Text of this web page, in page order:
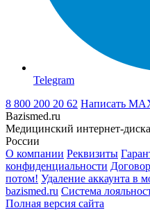
Telegram
8 800 200 20 62 Написать
Bazismed.ru
Медицинский интернет-
России
О компании Реквизиты
конфиденциальности
потом! Удаление аккаунта в
bazismed.ru Система
Полная версия сайта